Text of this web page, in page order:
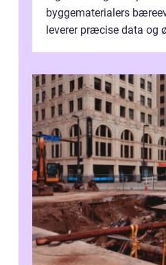
byggematerialers
leverer præcise data og